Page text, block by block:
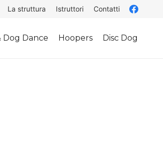
La struttura Istruttori Contatti
Dog Dance Hoopers Disc Dog